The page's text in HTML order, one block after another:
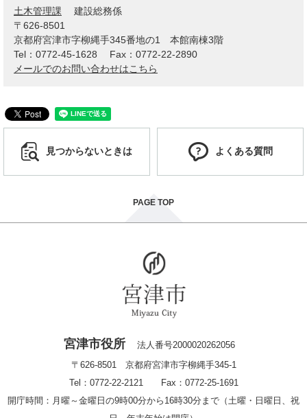
土木管理課
建設総務係
〒626-8501
京都府宮津市字柳縄手345番地の1 本館南棟3階
Tel：0772-45-1628
Fax：0772-22-2890
メールでのお問い合わせはこちら
見つからないときは よくある質問
PAGE TOP
宮津市役所
法人番号2000020262056
〒626-8501 京都府宮津市字柳縄手345-1
Tel：0772-22-2121 Fax：0772-25-1691
開庁時間：月曜～金曜日の9時00分から16時30分まで（土曜・日曜日、祝